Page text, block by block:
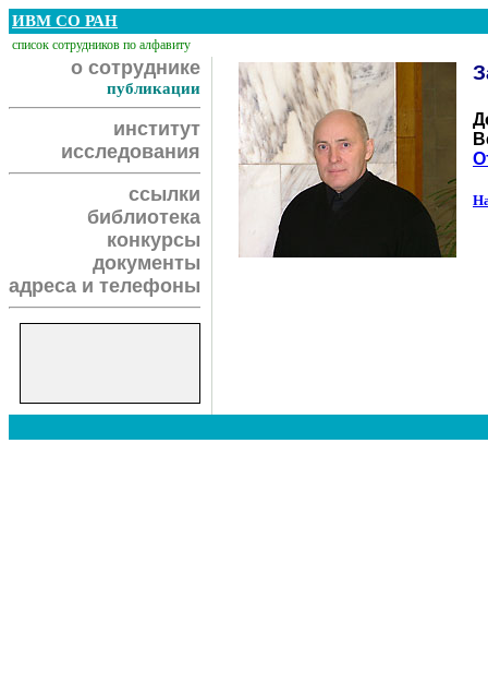
ИВМ СО РАН
список сотрудников по алфавиту
о сотруднике
публикации
институт
исследования
ссылки
библиотека
конкурсы
документы
адреса и телефоны